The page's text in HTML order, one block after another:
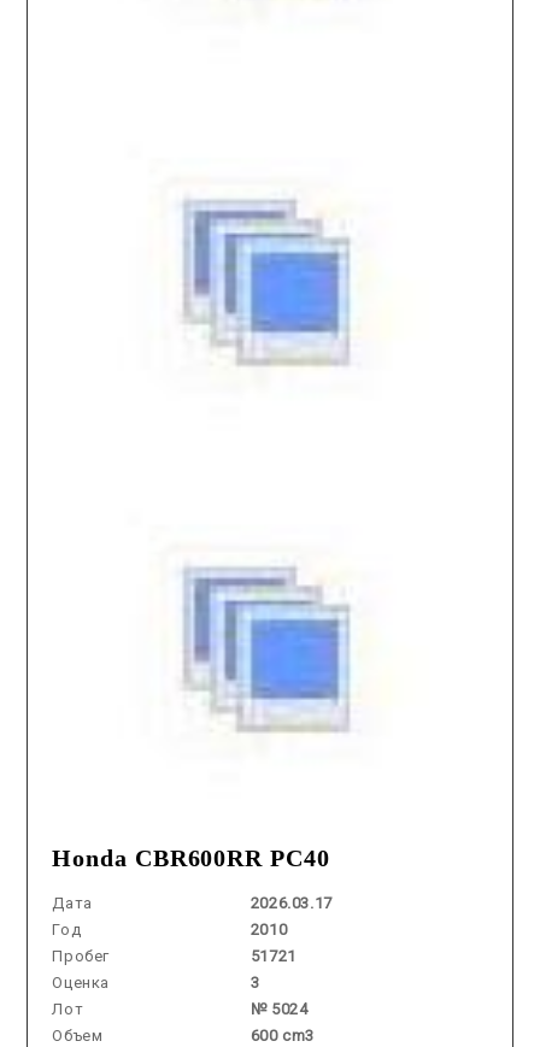
Honda CBR600RR PC40
Дата
2026.03.17
Год
2010
Пробег
51721
Оценка
3
Лот
№ 5024
Объем
600 cm3